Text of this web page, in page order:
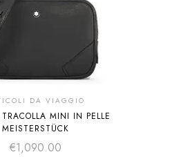
DA VIAGGIO
MINI IN PELLE
MEISTERSTÜCK
€1,090.00